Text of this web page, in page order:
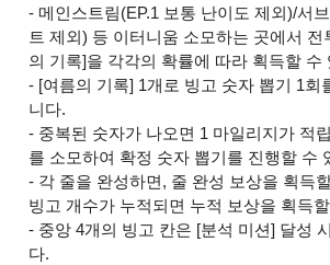
- 메인스트림(EP.1 보통 난이도 제외)/서
트 제외) 등 이터니움 소모하는 곳에서 전
의 기록]을 각각의 확률에 따라 획득할 수
- [여름의 기록] 1개로 빙고 숫자 뽑기 1회
니다.
- 중복된 숫자가 나오면 1 마일리지가 적
를 소모하여 확정 숫자 뽑기를 진행할 수
- 각 줄을 완성하면, 줄 완성 보상을 획득
빙고 개수가 누적되면 누적 보상을 획득
- 중앙 4개의 빙고 칸은 [분석 미션] 달성
다.